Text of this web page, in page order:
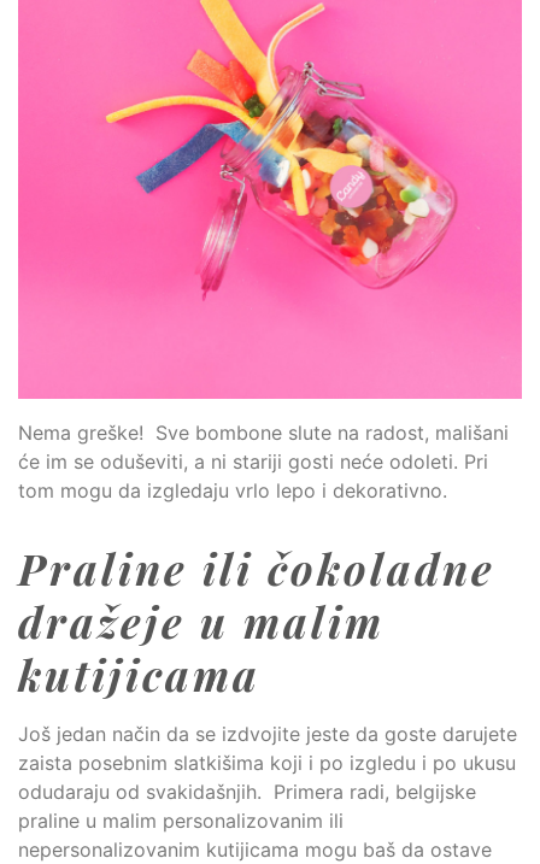
Nema greške! Sve bombone slute na radost, mališani
će im se oduševiti, a ni stariji gosti neće odoleti. Pri
tom mogu da izgledaju vrlo lepo i dekorativno.
Praline ili čokoladne
dražeje u malim
kutijicama
Još jedan način da se izdvojite jeste da goste darujete
zaista posebnim slatkišima koji i po izgledu i po ukusu
odudaraju od svakidašnjih. Primera radi, belgijske
praline u malim personalizovanim ili
nepersonalizovanim kutijicama mogu baš da ostave